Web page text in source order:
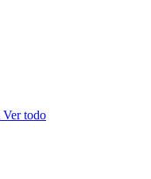
Ver todo